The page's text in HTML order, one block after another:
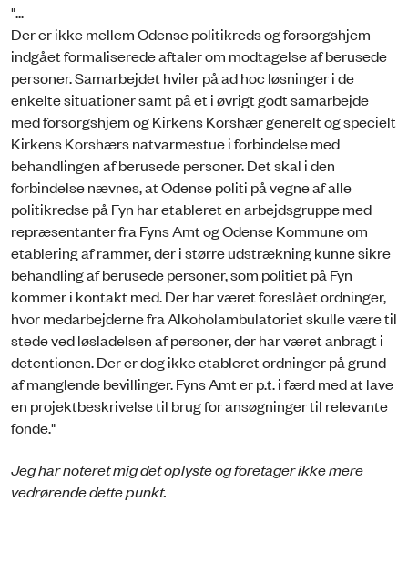
"...
Der er ikke mellem Odense politikreds og forsorgshjem
indgået formaliserede aftaler om modtagelse af berusede
personer. Samarbejdet hviler på ad hoc løsninger i de
enkelte situationer samt på et i øvrigt godt samarbejde
med forsorgshjem og Kirkens Korshær generelt og specielt
Kirkens Korshærs natvarmestue i forbindelse med
behandlingen af berusede personer. Det skal i den
forbindelse nævnes, at Odense politi på vegne af alle
politikredse på Fyn har etableret en arbejdsgruppe med
repræsentanter fra Fyns Amt og Odense Kommune om
etablering af rammer, der i større udstrækning kunne sikre
behandling af berusede personer, som politiet på Fyn
kommer i kontakt med. Der har været foreslået ordninger,
hvor medarbejderne fra Alkoholambulatoriet skulle være til
stede ved løsladelsen af personer, der har været anbragt i
detentionen. Der er dog ikke etableret ordninger på grund
af manglende bevillinger. Fyns Amt er p.t. i færd med at lave
en projektbeskrivelse til brug for ansøgninger til relevante
fonde."
Jeg har noteret mig det oplyste og foretager ikke mere
vedrørende dette punkt.